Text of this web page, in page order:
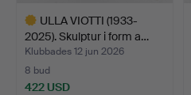
ULLA VIOTTI (1933-
2025). Skulptur i form a…
Klubbades 12 jun 2026
8 bud
422 USD